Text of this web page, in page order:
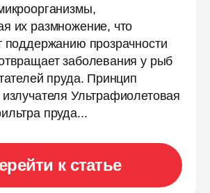
их размножение, что
поддержанию прозрачности
заболевания у рыб
пруда. Принцип
Ультрафиолетовая
пруда...
к статье